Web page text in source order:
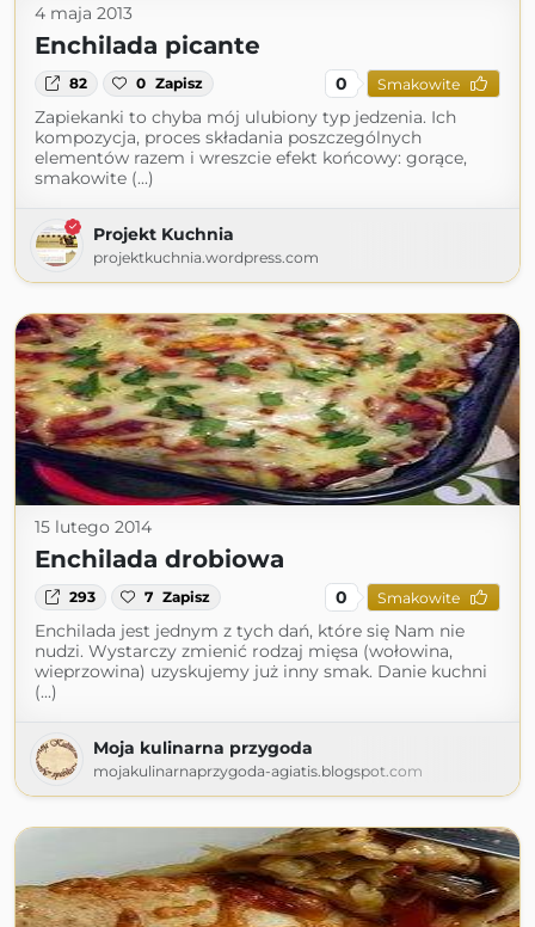
4 maja 2013
Enchilada picante
82 0 Zapisz 0 Smakowite
Zapiekanki to chyba mój ulubiony typ jedzenia. Ich
kompozycja, proces składania poszczególnych
elementów razem i wreszcie efekt końcowy: gorące,
smakowite (...)
Projekt Kuchnia
projektkuchnia.wordpress.com
15 lutego 2014
Enchilada drobiowa
293 7 Zapisz 0 Smakowite
Enchilada jest jednym z tych dań, które się Nam nie
nudzi. Wystarczy zmienić rodzaj mięsa (wołowina,
wieprzowina) uzyskujemy już inny smak. Danie kuchni
(...)
Moja kulinarna przygoda
mojakulinarnaprzygoda-agiatis.blogspot.com